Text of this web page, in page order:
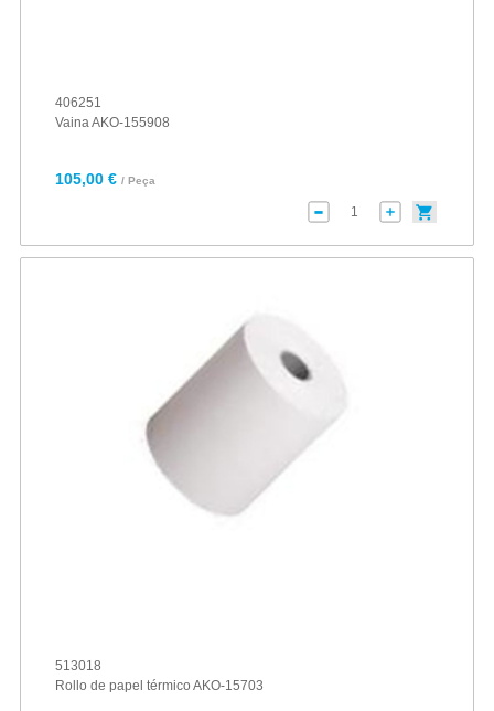
406251
Vaina AKO-155908
105,00 € / Peça
513018
Rollo de papel térmico AKO-15703